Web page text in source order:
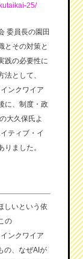
25/
委員長の園田
とその対策と
践の必要性に
として、
ンクワイア
に、制度・政
大久保氏よ
ティブ・イ
ました。
しいという依
の
ンクワイア
の、なぜAIが